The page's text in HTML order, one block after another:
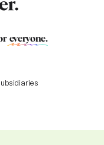
everyone.